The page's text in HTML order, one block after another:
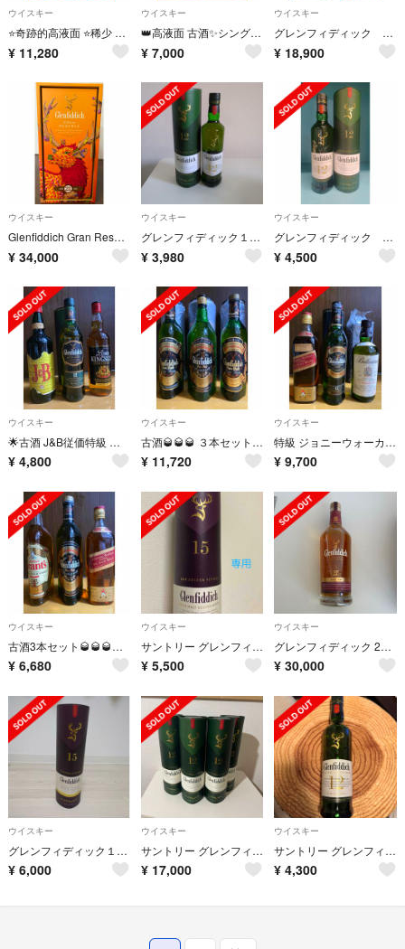
ウイスキー
⭐️奇跡的高液面 ⭐️稀少 シングルモルト⭐️グレンフィデック x2⭐️古酒⭐️
¥ 11,280
ウイスキー
👑高液面 古酒✨シングルモルトグレンフィデック✨ジョニーウォーカー✨ミュアヘッズ
¥ 7,000
ウイスキー
グレンフィディック シングルモルト ウイスキー 50ml ギフトセット
¥ 18,900
ウイスキー
Glenfiddich Gran Reserva 21年 グレンフィディック
¥ 34,000
ウイスキー
グレンフィディック１２年
¥ 3,980
ウイスキー
グレンフィディック ウイスキー
¥ 4,500
ウイスキー
🌟古酒 J&B従価特級 グレンフィディック １２年 ロードキングスレイ
¥ 4,800
ウイスキー
古酒🥃🥃🥃 ３本セット 1125ml 💫大容量 750mlx2グレンフィディック
¥ 11,720
ウイスキー
特級 ジョニーウォーカー バランタイングレンフィディック１２年スペシャルリザーブ
¥ 9,700
ウイスキー
古酒3本セット🥃🥃🥃グレンフィディック グランツ ジョニーウォーカー レッド特級
¥ 6,680
ウイスキー
サントリー グレンフィディック１５年（新）
¥ 5,500
ウイスキー
グレンフィディック 25年
¥ 30,000
ウイスキー
グレンフィディック１５年
¥ 6,000
ウイスキー
サントリー グレンフィディック１２年 ４本
¥ 17,000
ウイスキー
サントリー グレンフィディック１２年
¥ 4,300